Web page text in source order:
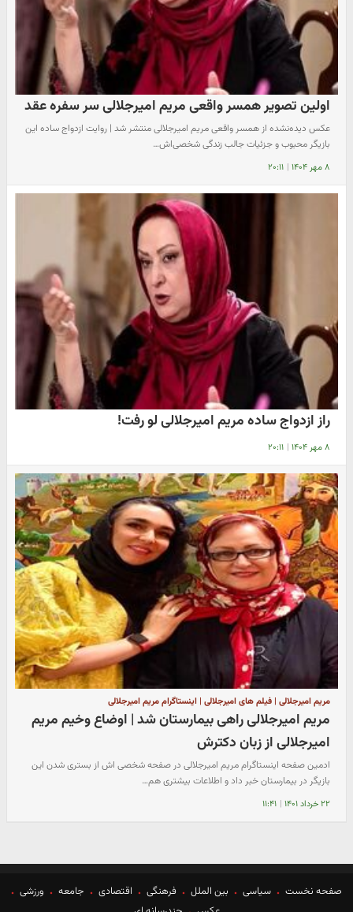
اولین تصویر همسر واقعی مریم امیرجلالی سر سفره عقد
عکس دیده‌نشده از همسر واقعی مریم امیرجلالی منتشر شد | روایت ازدواج ساده این
بازیگر محبوب و جزئیات جالب زندگی شخصی‌اش…
۸ مهر ۱۴۰۴ | ۲۰:۱۱
راز ازدواج ساده مریم امیرجلالی لو رفت!
۸ مهر ۱۴۰۴ | ۲۰:۱۱
مریم امیرجلالی | فیلم های امیرجلالی | اینستاگرام مریم امیرجلالی
مریم امیرجلالی راهی بیمارستان شد | اوضاع وخیم مریم
امیرجلالی از زبان دکترش
ادمین صفحه اینستاگرام مریم امیرجلالی در صفحه شخصی اش از بستری شدن این
بازیگر در بیمارستان خبر داد و اطلاعات بیشتری هم…
۲۲ خرداد ۱۴۰۱ | ۱۱:۴۱
صفحه نخست سیاسی بین الملل فرهنگی اقتصادی جامعه
ورزشی